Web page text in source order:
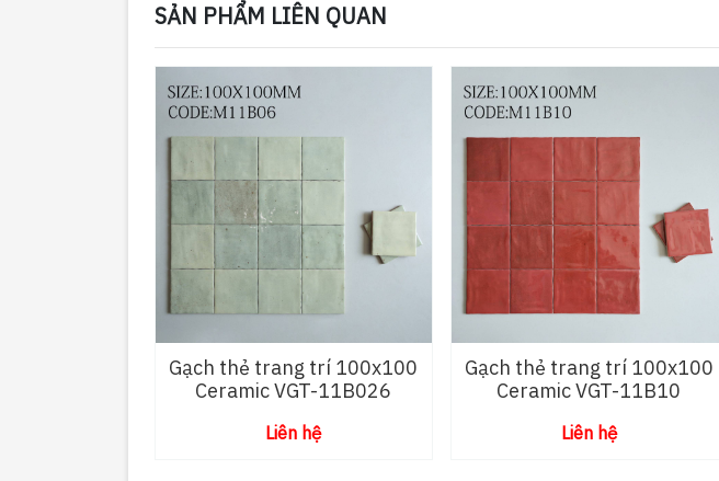
SẢN PHẨM LIÊN QUAN
Gạch thẻ trang trí 100x100
Ceramic VGT-11B026
Liên hệ
Gạch thẻ trang trí 100x100
Ceramic VGT-11B10
Liên hệ